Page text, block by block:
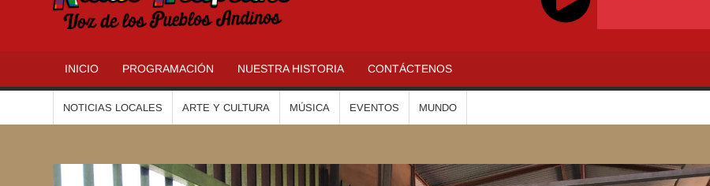
RADIOALTIPLANO
INICIO PROGRAMACIÓN NUESTRA HISTORIA CONTÁCTENOS
NOTICIAS LOCALES ARTE Y CULTURA MÚSICA EVENTOS MUNDO